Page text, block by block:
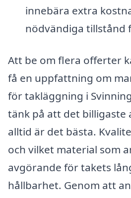
innebära extra
nödvändiga tillstånd
Att be om flera offerter
få en uppfattning om
för takläggning i
tänk på att det billigaste
alltid är det bästa.
och vilket material som
avgörande för takets
hållbarhet. Genom att